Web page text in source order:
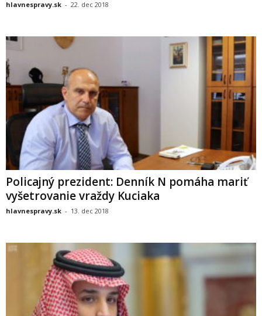
hlavnespravy.sk - 22. dec 2018
Policajný prezident: Denník N pomáha mariť
vyšetrovanie vraždy Kuciaka
hlavnespravy.sk - 13. dec 2018